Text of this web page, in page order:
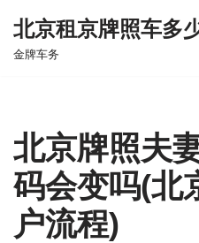
跳
北京租京牌照车多
金牌车务
北京牌照夫
码会变吗(北
户流程)